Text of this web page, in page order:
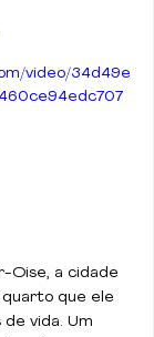
video/34d49e
Oise, a cidade
quarto que ele
vida. Um